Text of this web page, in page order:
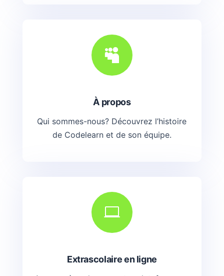

À propos
Qui sommes-nous? Découvrez l’histoire
de Codelearn et de son équipe.

Extrascolaire en ligne